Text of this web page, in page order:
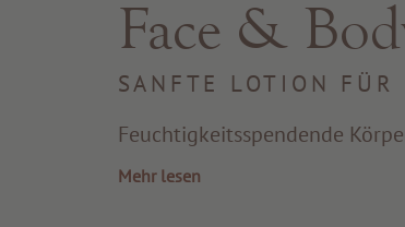
Face &
SANFTE LOTION
Feuchtigkeitsspendende
Mehr lesen